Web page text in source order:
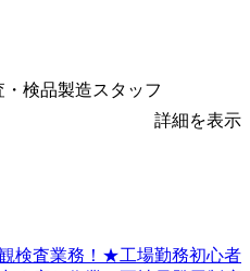
検品製造スタッフ
詳細を表示